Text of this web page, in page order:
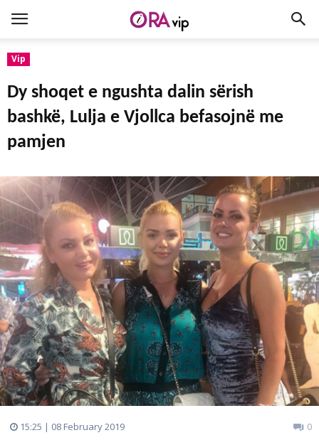
Vip
Dy shoqet e ngushta dalin sërish
bashkë, Lulja e Vjollca befasojnë me
pamjen
15:25 | 08 February 2019 0